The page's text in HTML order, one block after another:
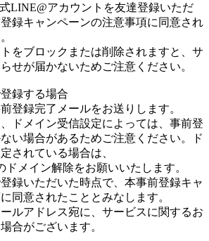
LINE@アカウントを友達登録いただ
録キャンペーンの注意事項に同意され
をブロックまたは削除されますと、サ
せが届かないためご注意ください。
録する場合
登録完了メールをお送りします。
ドメイン受信設定によっては、事前登
い場合があるためご注意ください。ド
されている場合は、
ドメイン解除をお願いいたします。
録いただいた時点で、本事前登録キャ
同意されたこととみなします。
ルアドレス宛に、サービスに関するお
合がございます。